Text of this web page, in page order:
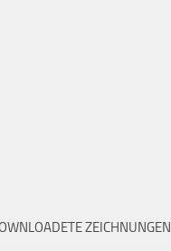
ZEICHNUNGEN